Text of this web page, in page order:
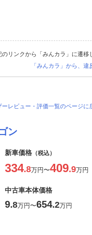
のリンクから「みんカラ」に遷移
「みんカラ」から、違
レビュー・評価一覧のページに
ン
新車価格 （税込）
334.8万円〜409.9万円
中古車本体価格
9.8万円〜654.2万円